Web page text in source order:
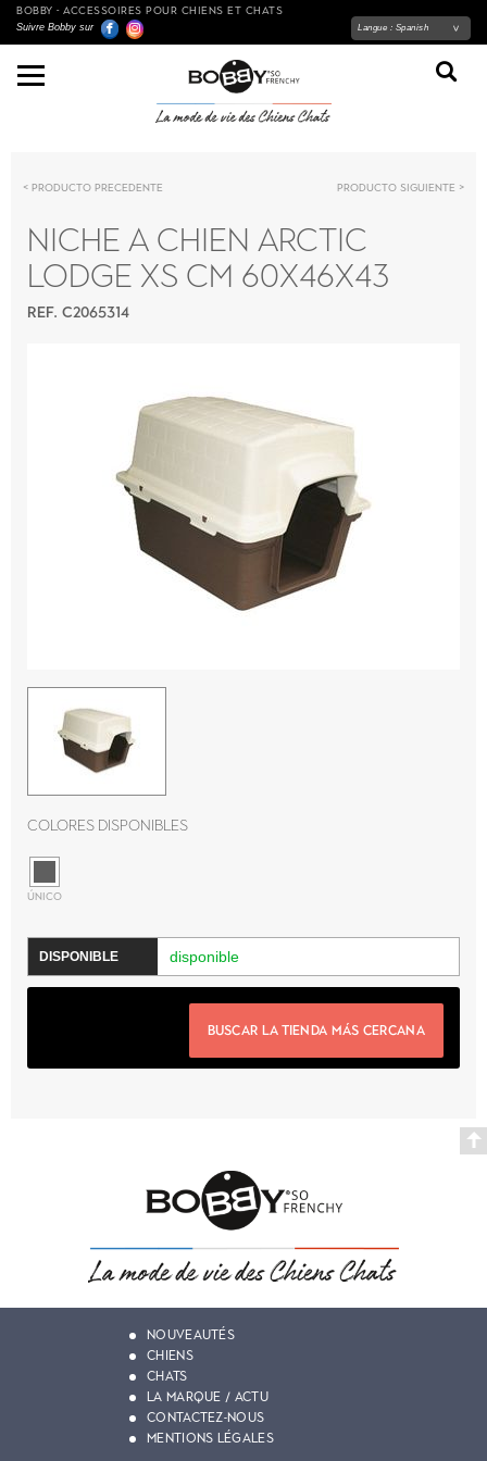
BOBBY - ACCESSOIRES POUR CHIENS ET CHATS
Suivre Bobby sur Langue : Spanish
Producto precedente Producto siguiente
NICHE A CHIEN ARCTIC
LODGE XS CM 60X46X43
REF. C2065314
Colores disponibles
ÚNICO
disponible
BUSCAR LA TIENDA MÁS CERCANA
NOUVEAUTÉS
CHIENS
CHATS
LA MARQUE / ACTU
CONTACTEZ-NOUS
MENTIONS LÉGALES